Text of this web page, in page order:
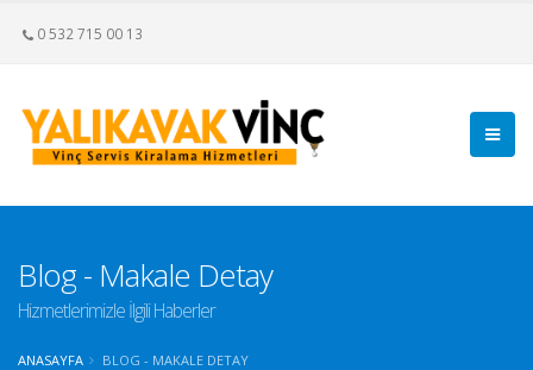
0 532 715 00 13
Blog - Makale Detay
Hizmetlerimizle İlgili Haberler
ANASAYFA BLOG - MAKALE DETAY